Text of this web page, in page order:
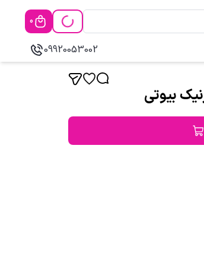
0
09920053002